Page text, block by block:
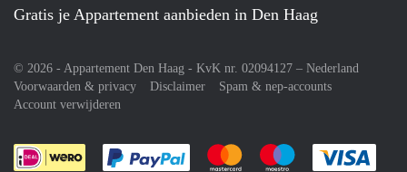
Gratis je Appartement aanbieden in Den Haag
© 2026 - Appartement Den Haag - KvK nr. 02094127 – Nederland
Voorwaarden & privacy
Disclaimer
Spam & nep-accounts
Account verwijderen
Je rekent gemakkelijk af met Paypal
Je rekent gemakkelijk af met
Je rekent